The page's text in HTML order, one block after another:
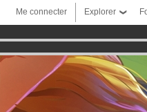
Explorer
Me connecter